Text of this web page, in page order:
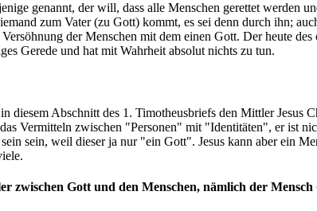
genannt, der will, dass alle Menschen gerettet werden
zum Vater (zu Gott) kommt, es sei denn durch ihn;
der Menschen mit dem einen Gott. Der heute
Gerede und hat mit Wahrheit absolut nichts zu tun.
diesem Abschnitt des 1. Timotheusbriefs den Mittler
Vermitteln zwischen "Personen" mit "Identitäten", er ist
sein, weil dieser ja nur "ein Gott". Jesus kann aber ein
zwischen Gott und den Menschen, nämlich der Mensch